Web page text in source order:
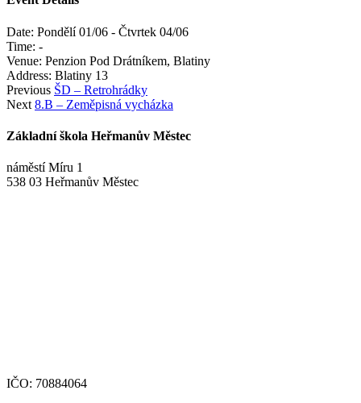
Date: Pondělí 01/06 - Čtvrtek 04/06
Time: -
Venue: Penzion Pod Drátníkem, Blatiny
Address: Blatiny 13
Previous ŠD – Retrohrádky
Next 8.B – Zeměpisná vycházka
Základní škola Heřmanův Městec
náměstí Míru 1
538 03 Heřmanův Městec
IČO: 70884064